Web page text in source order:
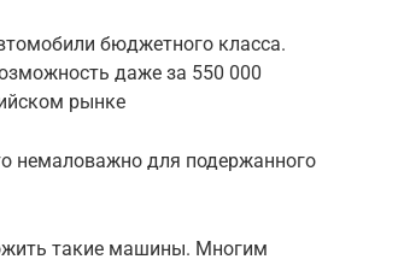
бюджетного класса.
даже за 550 000
рынке
немаловажно для подержанного
такие машины. Многим